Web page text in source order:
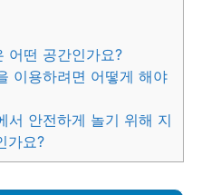
어떤 공간인가요?
이용하려면 어떻게 해야
서 안전하게 놀기 위해 지
가요?